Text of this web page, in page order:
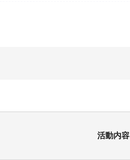
活動内容